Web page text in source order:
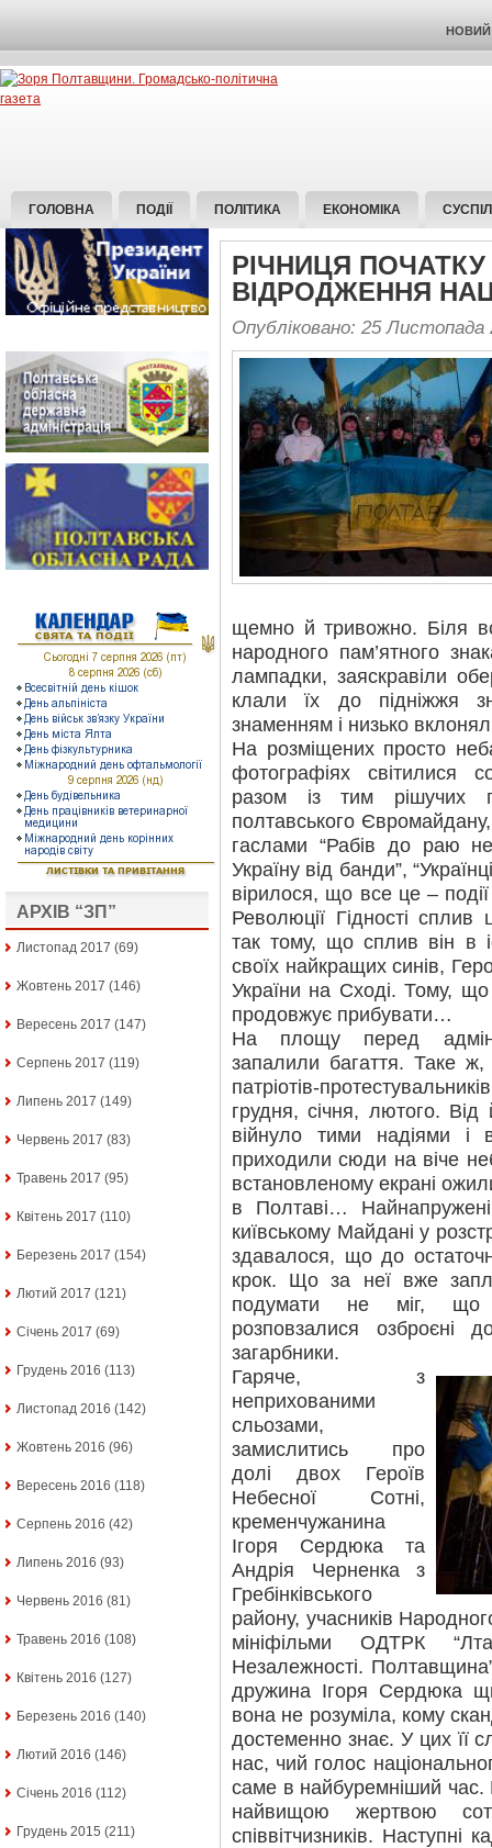
НОВИЙ
ГОЛОВНА ПОДІЇ ПОЛІТИКА ЕКОНОМІКА
АРХІВ “ЗП”
Листопад 2017 (69)
Жовтень 2017 (146)
Вересень 2017 (147)
Серпень 2017 (119)
Липень 2017 (149)
Червень 2017 (83)
Травень 2017 (95)
Квітень 2017 (110)
Березень 2017 (154)
Лютий 2017 (121)
Січень 2017 (69)
Грудень 2016 (113)
Листопад 2016 (142)
Жовтень 2016 (96)
Вересень 2016 (118)
Серпень 2016 (42)
Липень 2016 (93)
Червень 2016 (81)
Травень 2016 (108)
Квітень 2016 (127)
Березень 2016 (140)
Лютий 2016 (146)
Січень 2016 (112)
Грудень 2015 (211)
РІЧНИЦЯ
ВІДРОДЖЕННЯ
Опубліковано: 25 Листопада
щемно й тривожно. Біля
народного пам’ятного
лампадки, заяскравіли
клали їх до підніжжя
знаменням і низько
На розміщених просто
фотографіях світилися
разом із тим рішучих
полтавського
гаслами “Рабів до раю
Україну від банди”,
вірилося, що все це –
Революції Гідності сплив
так тому, що сплив він в
своїх найкращих синів,
України на Сході. Тому,
продовжує прибувати…
На площу перед
запалили багаття. Таке ж,
патріотів-
грудня, січня, лютого.
війнуло тими надіями і
приходили сюди на віче
встановленому екрані
в Полтаві…
київському Майдані у
здавалося, що до
крок. Що за неї вже
подумати не міг, що
розповзалися озброєні
загарбники.
Гаряче, з
неприхованими
сльозами,
замислитись про
долі двох Героїв
Небесної Сотні,
кременчужанина
Ігоря Сердюка та
Андрія Черненка з
Гребінківського
району, учасників
мініфільми ОДТРК
Незалежності.
дружина Ігоря Сердюка
вона не розуміла, кому
достеменно знає. У цих її
нас, чий голос
саме в найбуремніший
найвищою жертвою
співвітчизників.